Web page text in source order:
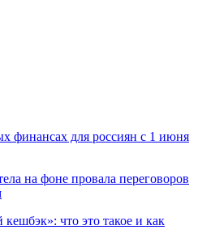
финансах для россиян с 1 июня
на фоне провала переговоров
что это такое и как